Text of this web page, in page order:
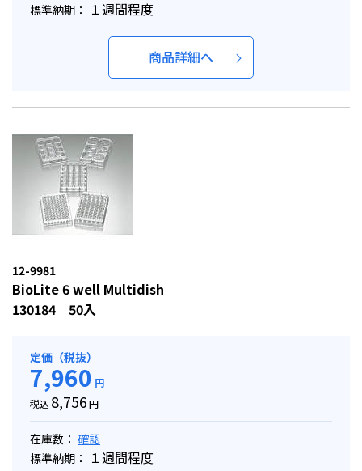
標準納期：
１週間程度
商品詳細へ
12-9981
BioLite 6 well Multidish
130184 50入
定価（税抜）
7,960 円
税込 8,756円
在庫数： 確認
標準納期：
１週間程度